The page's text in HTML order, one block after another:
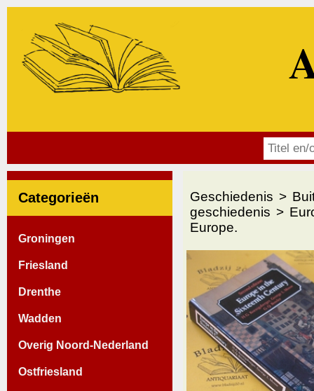
Categorieën
Groningen
Friesland
Drenthe
Wadden
Overig Noord-Nederland
Ostfriesland
Geschiedenis
geschiedenis
Europe.